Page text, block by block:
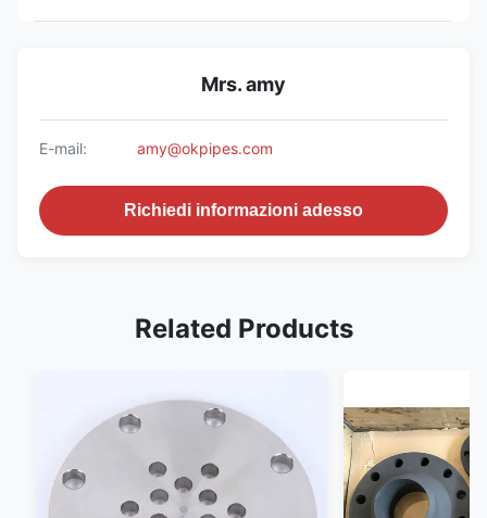
Mrs. amy
E-mail: amy@okpipes.com
Richiedi informazioni adesso
Related Products